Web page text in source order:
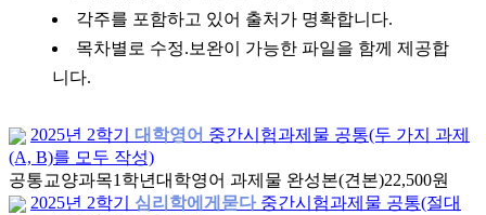
각주를 포함하고 있어 출처가 명확합니다.
목차별로 수정.보완이 가능한 파일을 함께 제공합
니다.
2025년 2학기 대학영어 중간시험과제물 공통(두 가지 과제
(A, B)를 모두 작성)
공통교양과목1학년대학영어 과제물 완성본(견본)22,500원
2025년 2학기
심리학에게묻다 중간시험과제물 공통(절대